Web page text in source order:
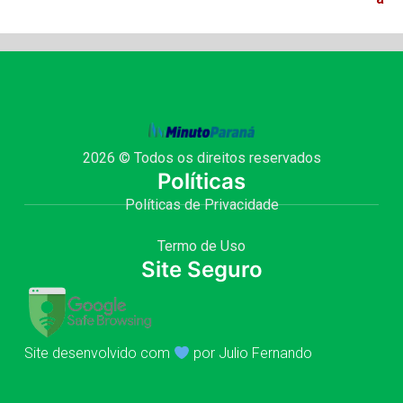
2026 © Todos os direitos reservados
Políticas
Políticas de Privacidade
Termo de Uso
Site Seguro
Site desenvolvido com por Julio Fernando